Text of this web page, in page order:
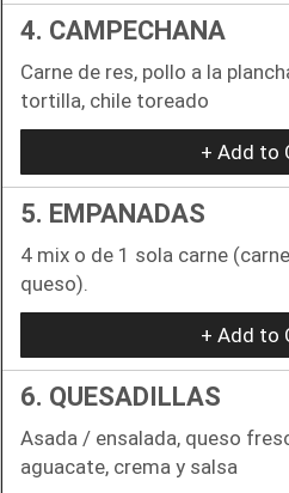
4. CAMPECHANA
Carne de res, pollo a la
tortilla, chile toreado
+ Add to
5. EMPANADAS
4 mix o de 1 sola carne
queso).
+ Add to
6. QUESADILLAS
Asada / ensalada, queso
aguacate, crema y salsa